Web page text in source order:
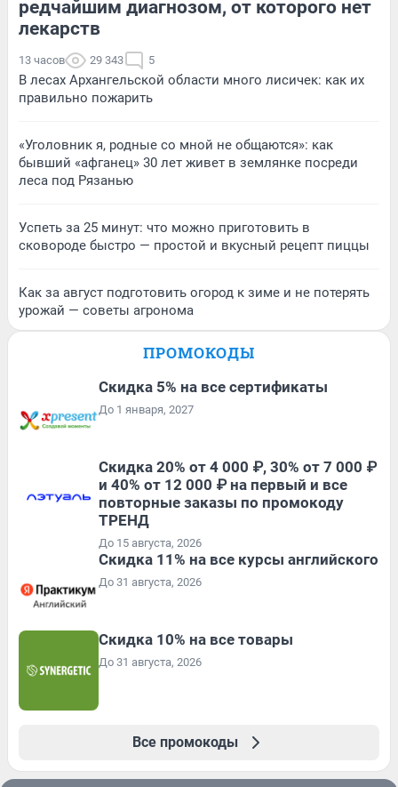
редчайшим диагнозом, от которого нет
лекарств
13 часов 29 343 5
В лесах Архангельской области много лисичек: как их
правильно пожарить
«Уголовник я, родные со мной не общаются»: как
бывший «афганец» 30 лет живет в землянке посреди
леса под Рязанью
Успеть за 25 минут: что можно приготовить в
сковороде быстро — простой и вкусный рецепт пиццы
Как за август подготовить огород к зиме и не потерять
урожай — советы агронома
ПРОМОКОДЫ
Скидка 5% на все сертификаты
До 1 января, 2027
Скидка 20% от 4 000 ₽, 30% от 7 000 ₽
и 40% от 12 000 ₽ на первый и все
повторные заказы по промокоду
ТРЕНД
До 15 августа, 2026
Скидка 11% на все курсы английского
До 31 августа, 2026
Скидка 10% на все товары
До 31 августа, 2026
Все промокоды